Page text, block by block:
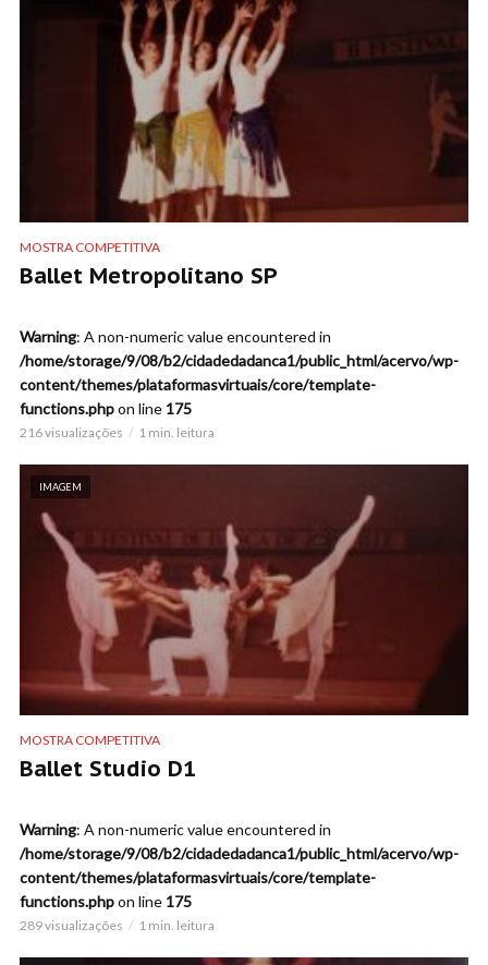
MOSTRA COMPETITIVA
Ballet Metropolitano SP
Warning: A non-numeric value encountered in
/home/storage/9/08/b2/cidadedadanca1/public_html/acervo/wp-
content/themes/plataformasvirtuais/core/template-
functions.phpon line 175
216 visualizações 1 min. leitura
IMAGEM
MOSTRA COMPETITIVA
Ballet Studio D1
Warning: A non-numeric value encountered in
/home/storage/9/08/b2/cidadedadanca1/public_html/acervo/wp-
content/themes/plataformasvirtuais/core/template-
functions.phpon line 175
289 visualizações 1 min. leitura